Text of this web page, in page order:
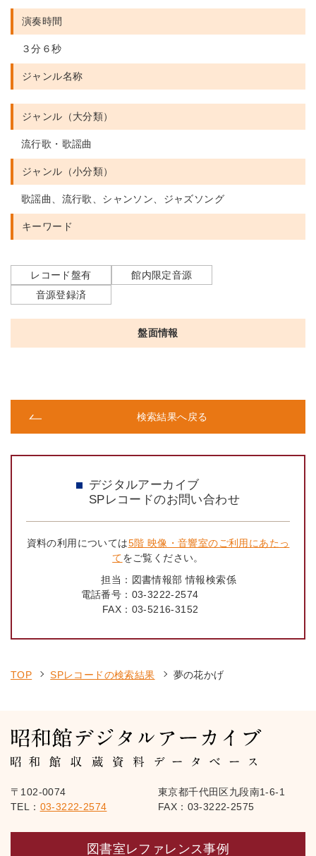
盤面情報
演奏時間
３分６秒
ジャンル名称
ジャンル（大分類）
流行歌・歌謡曲
ジャンル（小分類）
歌謡曲、流行歌、シャンソン、ジャズソング
キーワード
レコード盤有
館内限定音源
音源登録済
検索結果へ戻る
デジタルアーカイブ
SPレコードのお問い合わせ
資料の利用については5階 映像・音響室のご利用にあたっ
てをご覧ください。
担当： 図書情報部 情報検索係
電話番号： 03-3222-2574
FAX： 03-5216-3152
TOP SPレコードの検索結果 夢の花かげ
〒102-0074
東京都千代田区九段南1-6-1
TEL： 03-3222-2574 FAX：03-3222-2575
図書室レファレンス事例